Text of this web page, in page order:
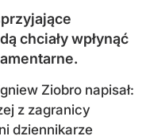
chciały wpłynąć
Ziobro napisał:
z zagranicy
dziennikarze